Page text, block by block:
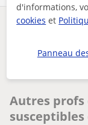
Autres profs
d'informations,
cookies et
Panneau